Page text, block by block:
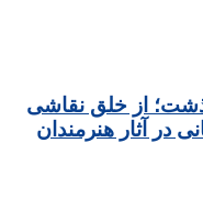
از خلق نقاشی
در آثار هنرمندان